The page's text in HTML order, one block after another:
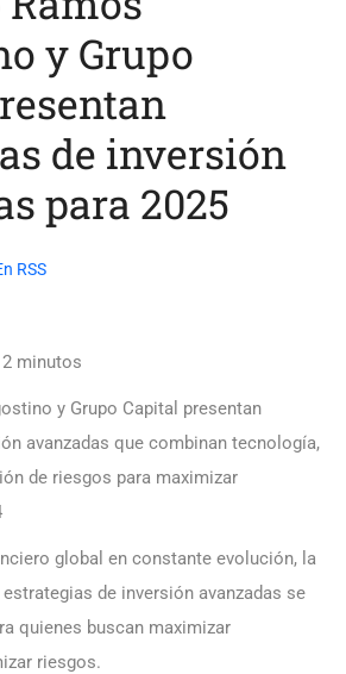
y Grupo
de inversión
para 2025
RSS
2 minutos
y Grupo Capital presentan
avanzadas que combinan tecnología,
de riesgos para maximizar
global en constante evolución, la
de inversión avanzadas se
quienes buscan maximizar
riesgos.